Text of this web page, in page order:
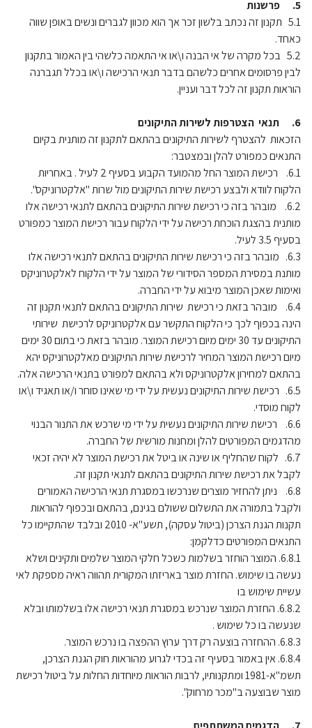
5. פרשנות
5.1 תקנון זה נכתב בלשון זכר אך הוא מכוון לגברים ונשים באופן שווה
כאחד.
5.2 בכל מקרה של אי הבנה ו\או אי התאמה כלשהי בין האמור בתקנון
לבין פרסומים אחרים כלשהם בדבר תנאי הרכישה ו\או בכלל תגברנה
הוראות תקנון זה לכל דבר ועניין.
6. תנאי הצטרפות לשירות התיקונים
הזכאות להצטרף לשירות התיקונים בהתאם לתקנון זה מותנית בקיום
התנאים כמפורט להלן ובמצטבר:
6.1. רכישת המוצר החל מהמועד הקבוע בסעיף 2 לעיל . באחריות
הלקוח לוודא ולבצע רכישת שירות התיקונים מול שרות "אלקטרוניקס".
6.2. מובהר בזה כי רכישת שירות התיקונים בהתאם לתנאי רכישה אלו
מותנית בהצגת הוכחת רכישה על ידי הלקוח עבור רכישת המוצר כמפורט
בסעיף 3.5 לעיל.
6.3. מובהר בזה כי רכישת שירות התיקונים בהתאם לתנאי רכישה אלו
מותנת במסירת המספר הסידורי של המוצר על ידי הלקוח לאלקטרוניקס
ואימות שאכן המוצר מיבוא על ידי החברה.
6.4. מובהר בזאת כי רכישת שירות התיקונים בהתאם לתנאי תקנון זה
הינה בכפוף לכך כי הלקוח התקשר עם אלקטרוניקס לרכישת שירותי
התיקונים עד 30 ימים מיום רכישת המוצר. מובהר בזאת כי בתום 30 ימים
מיום רכישת המוצר המחיר לרכישת שירות התיקונים מאלקטרוניקס יהא
בהתאם למחירון אלקטרוניקס ולא בהתאם למפורט בתנאי הרכישה אלה.
6.5. רכישת שירות התיקונים נעשית על ידי מי שאינו סוחר ו/או תאגיד ו\או
לקוח מוסדי.
6.6. רכישת שירות התיקונים נעשית על ידי מי שרכש את התנור הבנוי
מהדגמים המפורטים להלן ומחנות מורשית של החברה.
6.7. לקוח שהחליף או שינה או ביטל את רכישת המוצר לא יהיה זכאי
לקבל את רכישת שירות התיקונים בהתאם לתנאי תקנון זה.
6.8. ניתן להחזיר מוצרים שנרכשו במסגרת תנאי הרכישה האמורים
ולקבל בתמורה את התשלום ששולם בגינם, בהתאם ובכפוף להוראות
תקנות הגנת הצרכן (ביטול עסקה), תשע"א- 2010 ובלבד שהתקיימו כל
התנאים המפורטים כדלקמן:
6.8.1. המוצר הוחזר בשלמות כשכל חלקי המוצר שלמים ותקינים ושלא
נעשה בו שימוש. החזרת מוצר באריזתו המקורית תהווה ראיה מספקת לאי
עשיית שימוש בו
6.8.2. החזרת המוצר שנרכש במסגרת תנאי רכישה אלו בשלמותו ובלא
שנעשה בו כל שימוש .
6.8.3. ההחזרה בוצעה רק דרך ערוץ ההפצה בו נרכש המוצר.
6.8.4. אין באמור בסעיף זה בכדי לגרוע מהוראות חוק הגנת הצרכן,
תשמ"א-1981 ומתקנותיו, לרבות הוראות מיוחדות החלות על ביטול רכישת
מוצר שבוצעה ב"מכר מרחוק".